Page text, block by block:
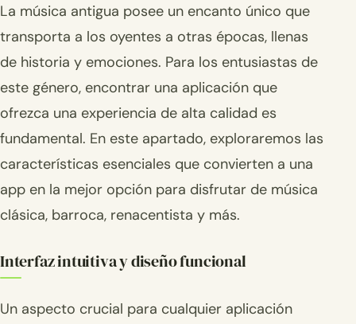
La música antigua posee un encanto único que
transporta a los oyentes a otras épocas, llenas
de historia y emociones. Para los entusiastas de
este género, encontrar una aplicación que
ofrezca una experiencia de alta calidad es
fundamental. En este apartado, exploraremos las
características esenciales que convierten a una
app en la mejor opción para disfrutar de música
clásica, barroca, renacentista y más.
Interfaz intuitiva y diseño funcional
Un aspecto crucial para cualquier aplicación